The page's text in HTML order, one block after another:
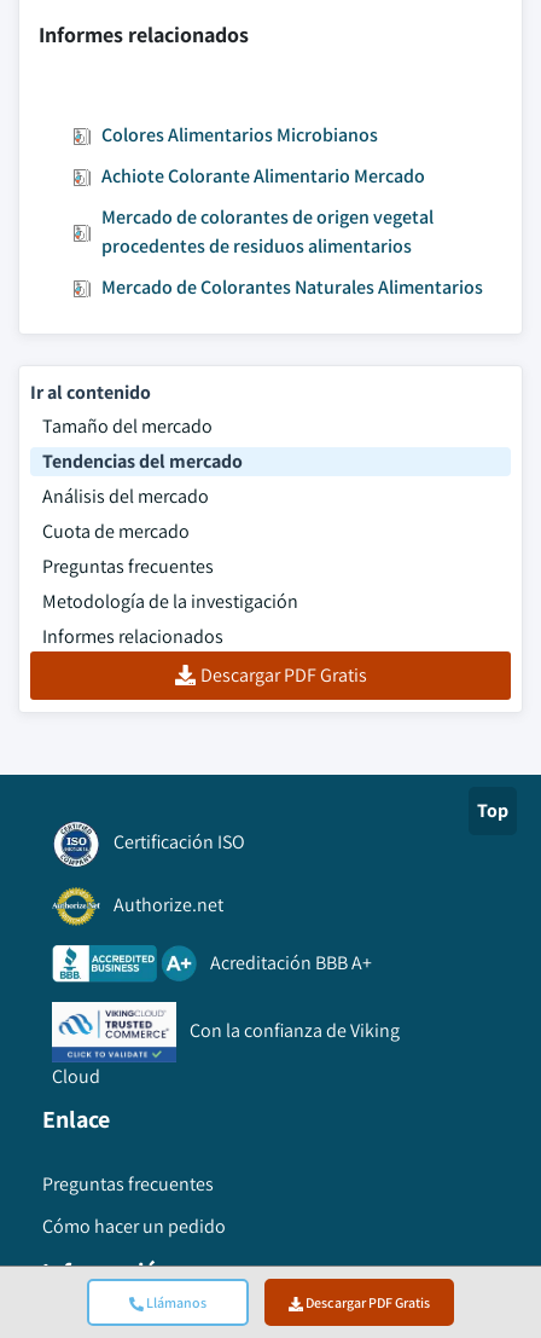
Llámanos Descargar PDF Gratis
Informes relacionados
Colores Alimentarios Microbianos
Achiote Colorante Alimentario Mercado
Mercado de colorantes de origen vegetal
procedentes de residuos alimentarios
Mercado de Colorantes Naturales Alimentarios
Ir al contenido
Tamaño del mercado
Tendencias del mercado
Análisis del mercado
Cuota de mercado
Preguntas frecuentes
Metodología de la investigación
Informes relacionados
Descargar PDF Gratis
Top
Certificación ISO
Authorize.net
Acreditación BBB A+
Con la confianza de Viking
Cloud
Enlace
Preguntas frecuentes
Cómo hacer un pedido
Información